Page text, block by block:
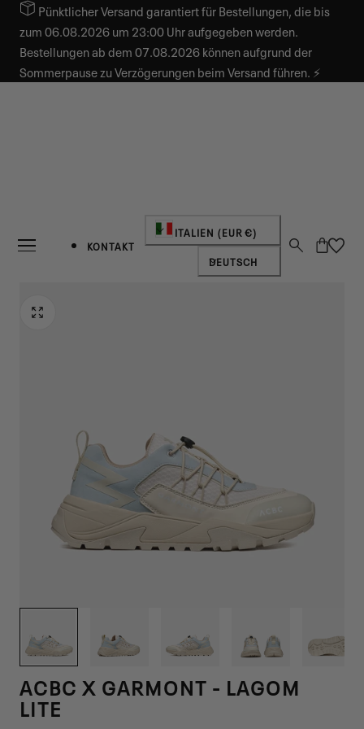
SPRINGEN
Pünktlicher Versand garantiert für Bestellungen, die bis
zum 06.08.2026 um 23:00 Uhr aufgegeben werden.
Bestellungen ab dem 07.08.2026 können aufgrund der
Sommerpause zu Verzögerungen beim Versand führen. ⚡
KONTAKT
Land/Region
ITALIEN (EUR €)
Sprache
DEUTSCH
Warenkorb
ACBC X GARMONT - LAGOM
LITE